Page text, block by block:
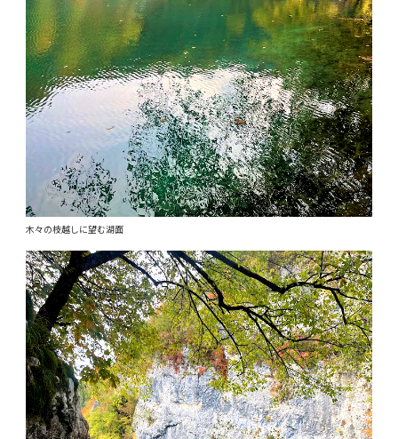
木々の枝越しに望む湖面